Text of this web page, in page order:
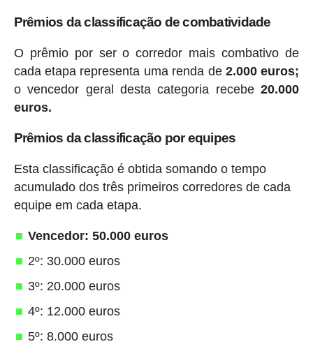
Prêmios da classificação de combatividade
O prêmio por ser o corredor mais combativo de
cada etapa representa uma renda de 2.000 euros;
o vencedor geral desta categoria recebe20.000
euros.
Prêmios da classificação por equipes
Esta classificação é obtida somando o tempo
acumulado dos três primeiros corredores de cada
equipe em cada etapa.
Vencedor: 50.000 euros
2º: 30.000 euros
3º: 20.000 euros
4º: 12.000 euros
5º: 8.000 euros